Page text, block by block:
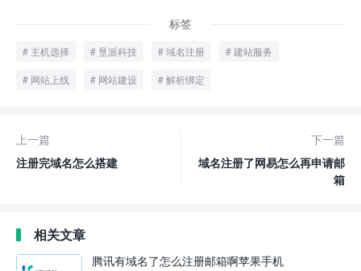
标签
主机选择 垦派科技 域名注册 建站服务
网站上线 网站建设 解析绑定
上一篇
注册完域名怎么搭建
下一篇
域名注册了网易怎么再申请邮
箱
相关文章
腾讯有域名了怎么注册邮箱啊苹果手机